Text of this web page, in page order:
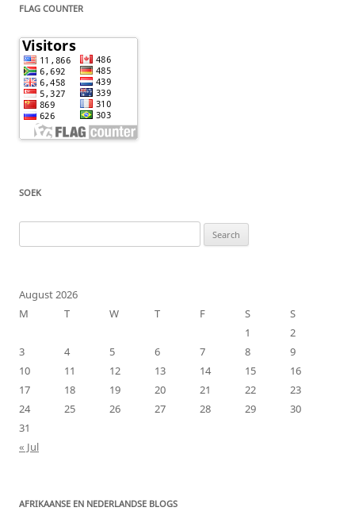
FLAG COUNTER
SOEK
for:
August 2026
M
T W T F S
S
1
2
3
4 5 6 7 8
9
10
11 12 13 14 15
16
17
18 19 20 21 22
23
24
25 26 27 28 29
30
31
« Jul
AFRIKAANSE EN NEDERLANDSE BLOGS